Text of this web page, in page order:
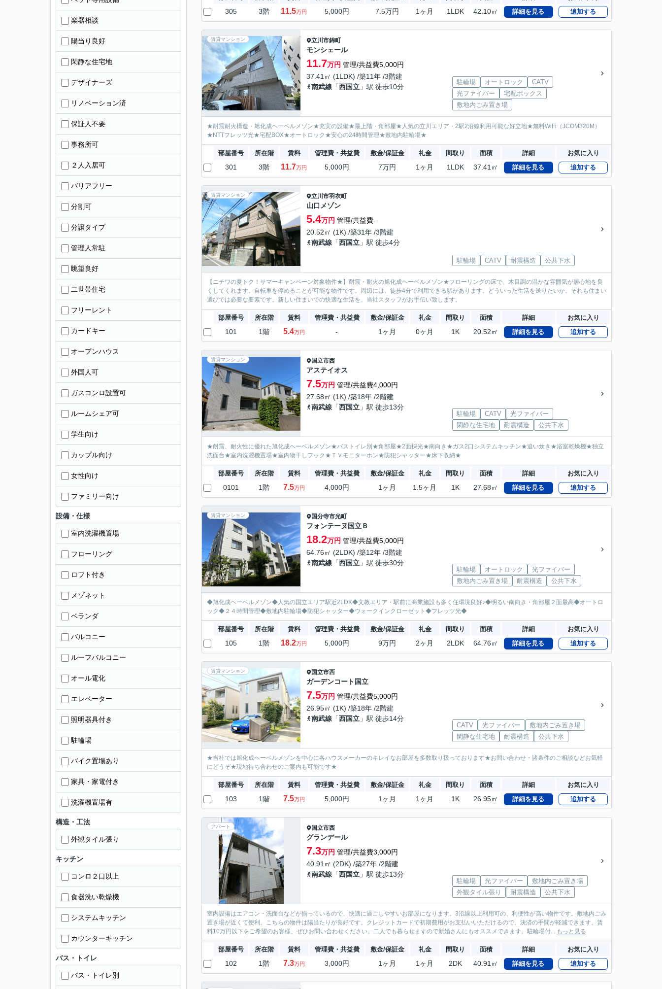
305 3階 11.5万円 5,000円 7.5万円 1ヶ月 1LDK 42.10㎡ 詳細を見る 追加する
賃貸マンション 立川市錦町
モンシェール
11.7万円 管理/共益費5,000円
37.41㎡ (1LDK) /築11年 /3階建
南武線 「西国立 」駅 徒歩10分
駐輪場 オートロック
CATV
光ファイバー
宅配ボックス
敷地内ごみ置き場
★耐震耐火構造・旭化成ヘーベルメゾン★充実の設備★最上階・角部屋★人気の立川エリア・2駅2沿線利用可能な好立地★無料WiFi（JCOM320M）
★NTTフレッツ光★宅配BOX★オートロック★安心の24時間管理★敷地内駐輪場★
部屋番号 所在階 賃料 管理費・共益費 敷金/保証金 礼金 間取り 面積 詳細 お気に入り
301 3階 11.7万円 5,000円 7万円 1ヶ月 1LDK 37.41㎡ 詳細を見る 追加する
賃貸マンション 立川市羽衣町
山口メゾン
5.4万円 管理/共益費-
20.52㎡ (1K) /築31年 /3階建
南武線 「西国立 」駅 徒歩4分
駐輪場 CATV 耐震構造 公共下水
【ニチワの夏トク！サマーキャンペーン対象物件★】耐震・耐火の旭化成ヘーベルメゾン★フローリングの床で、木目調の温かな雰囲気が居心地を良
くしてくれます。自転車を停めることが可能な物件です。周辺には、徒歩4分で利用できる駅があります。どういった生活を送りたいか。それも住まい
選びでは必要な要素です。新しい住まいでの快適な生活を、当社スタッフがお手伝い致します。
部屋番号 所在階 賃料 管理費・共益費 敷金/保証金 礼金 間取り 面積 詳細 お気に入り
101 1階 5.4万円 - 1ヶ月 0ヶ月 1K 20.52㎡ 詳細を見る 追加する
賃貸マンション 国立市西
アステイオス
7.5万円 管理/共益費4,000円
27.68㎡ (1K) /築18年 /2階建
南武線 「西国立 」駅 徒歩13分
駐輪場 CATV
光ファイバー
閑静な住宅地
耐震構造 公共下水
★耐震、耐火性に優れた旭化成ヘーベルメゾン★バストイレ別★角部屋★2面採光★南向き★ガス2口システムキッチン★追い炊き★浴室乾燥機★独立
洗面台★室内洗濯機置場★室内物干しフック★ＴＶモニターホン★防犯シャッター★床下収納★
部屋番号 所在階 賃料 管理費・共益費 敷金/保証金 礼金 間取り 面積 詳細 お気に入り
0101 1階 7.5万円 4,000円 1ヶ月 1.5ヶ月 1K 27.68㎡ 詳細を見る 追加する
賃貸マンション 国分寺市光町
フォンテーヌ国立Ｂ
18.2万円 管理/共益費5,000円
64.76㎡ (2LDK) /築12年 /3階建
南武線 「西国立 」駅 徒歩30分
駐輪場 オートロック
光ファイバー
敷地内ごみ置き場
耐震構造 公共下水
◆旭化成ヘーベルメゾン◆人気の国立エリア駅近2LDK◆文教エリア・駅前に商業施設も多く住環境良好♪◆明るい南向き・角部屋２面最高◆オートロ
ック◆２４時間管理◆敷地内駐輪場◆防犯シャッター◆ウォークインクローゼット◆フレッツ光◆
部屋番号 所在階 賃料 管理費・共益費 敷金/保証金 礼金 間取り 面積 詳細 お気に入り
105 1階 18.2万円 5,000円 9万円 2ヶ月 2LDK 64.76㎡ 詳細を見る 追加する
賃貸マンション 国立市西
ガーデンコート国立
7.5万円 管理/共益費5,000円
26.95㎡ (1K) /築18年 /2階建
南武線 「西国立 」駅 徒歩14分
CATV 光ファイバー
敷地内ごみ置き場
閑静な住宅地
耐震構造 公共下水
★当社では旭化成ヘーベルメゾンを中心に各ハウスメーカーのキレイなお部屋を多数取り扱っております★お問い合わせ・諸条件のご相談などお気軽
にどうぞ★現地待ち合わせのご案内も可能です★
部屋番号 所在階 賃料 管理費・共益費 敷金/保証金 礼金 間取り 面積 詳細 お気に入り
103 1階 7.5万円 5,000円 1ヶ月 1ヶ月 1K 26.95㎡ 詳細を見る 追加する
アパート 国立市西
グランデール
7.3万円 管理/共益費3,000円
40.91㎡ (2DK) /築27年 /2階建
南武線 「西国立 」駅 徒歩13分
駐輪場 光ファイバー
敷地内ごみ置き場
外観タイル張り
耐震構造 公共下水
室内設備はエアコン・洗面台などが揃っているので、快適に過ごしやすいお部屋になります。3沿線以上利用可の、利便性が高い物件です。敷地内ごみ
置き場が近くて便利。こちらの物件は陽当たりが良好です。クレジットカードで初期費用がお支払いいただけるので、決済の手間が軽減できます。賃
料10万円以下をご希望のお客様、ぜひお問い合わせください。二人でも暮らせますので新婚さんにもオススメできます。駐輪場付... もっと見る
部屋番号 所在階 賃料 管理費・共益費 敷金/保証金 礼金 間取り 面積 詳細 お気に入り
102 1階 7.3万円 3,000円 1ヶ月 1ヶ月 2DK 40.91㎡ 詳細を見る 追加する
楽器相談
陽当り良好
閑静な住宅地
デザイナーズ
リノベーション済
保証人不要
事務所可
２人入居可
バリアフリー
分割可
分譲タイプ
管理人常駐
眺望良好
二世帯住宅
フリーレント
カードキー
オープンハウス
外国人可
ガスコンロ設置可
ルームシェア可
学生向け
カップル向け
女性向け
ファミリー向け
設備・仕様
室内洗濯機置場
フローリング
ロフト付き
メゾネット
ベランダ
バルコニー
ルーフバルコニー
オール電化
エレベーター
照明器具付き
駐輪場
バイク置場あり
家具・家電付き
洗濯機置場有
構造・工法
外観タイル張り
キッチン
コンロ２口以上
食器洗い乾燥機
システムキッチン
カウンターキッチン
バス・トイレ
バス・トイレ別